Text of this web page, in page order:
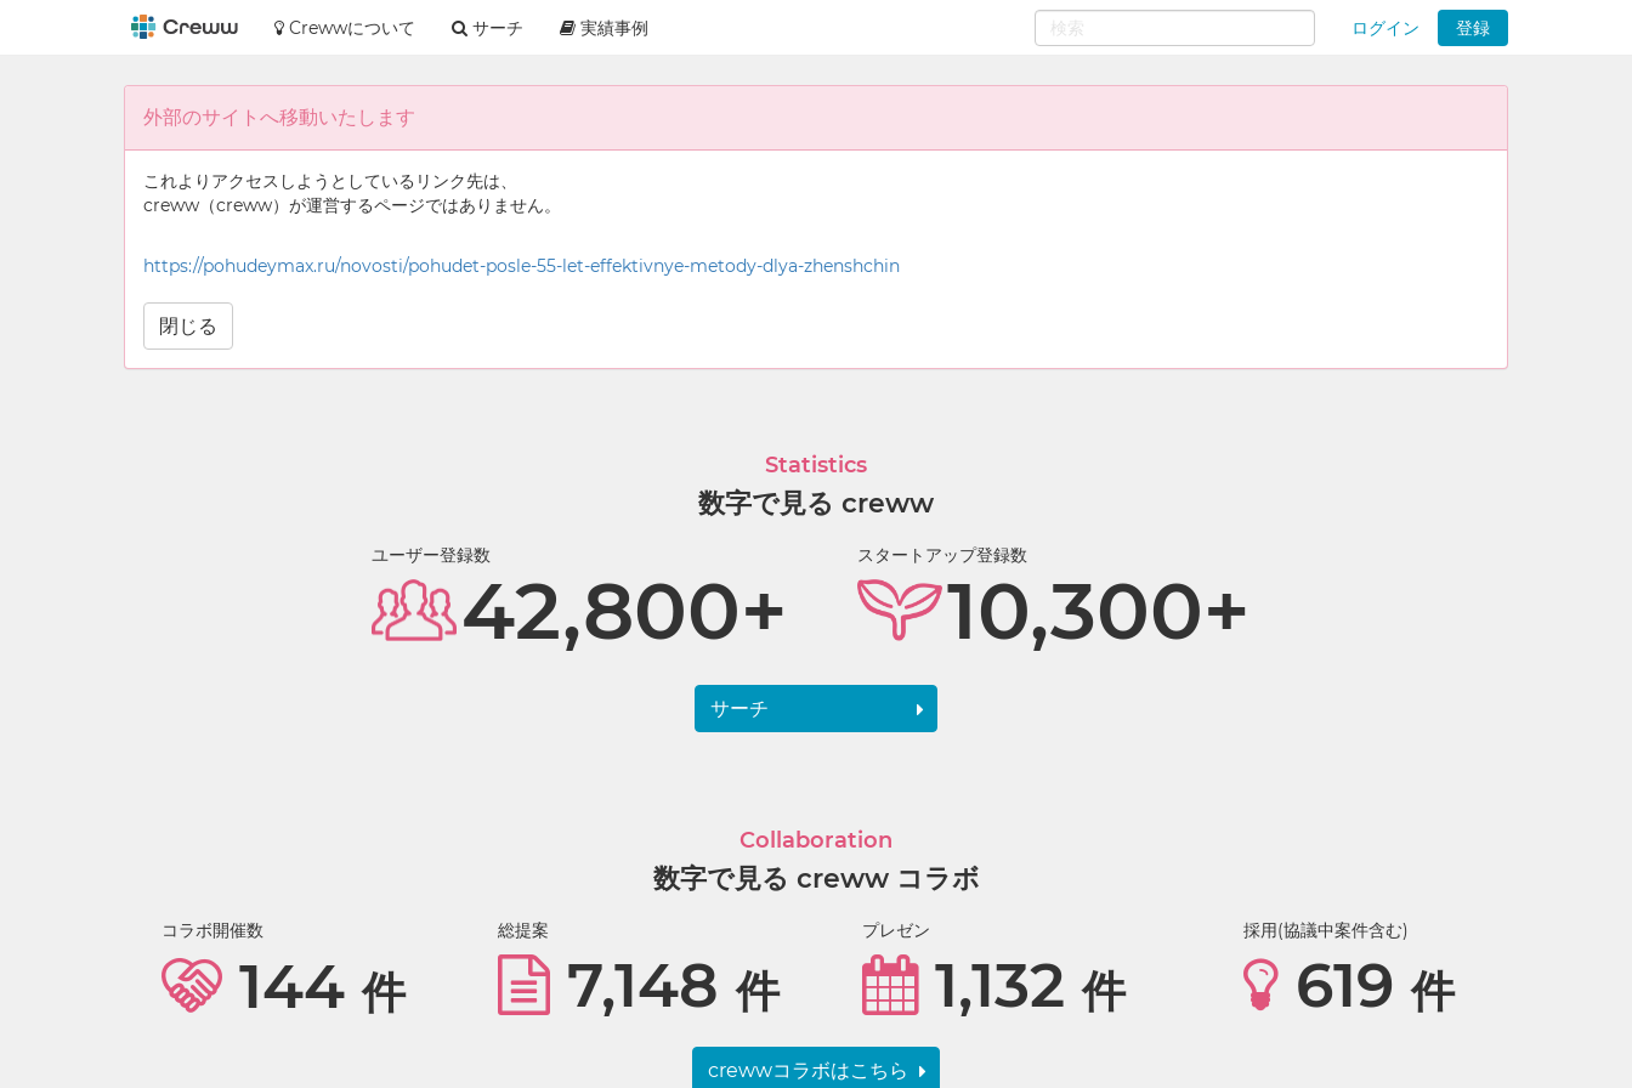
Crewwについて サーチ 実績事例 ログイン
登録
selections
外部のサイトへ移動いたします
これよりアクセスしようとしているリンク先は、
creww（creww）が運営するページではありません。
https://pohudeymax.ru/novosti/pohudet-posle-55-let-effektivnye-metody-dlya-zhenshchin
閉じる
Statistics
数字で見る creww
ユーザー登録数
42,800+
スタートアップ登録数
10,300+
サーチ
Collaboration
数字で見る creww コラボ
コラボ開催数
144件
総提案
7,148件
プレゼン
1,132件
採用(協議中案件含む)
619件
crewwコラボはこちら